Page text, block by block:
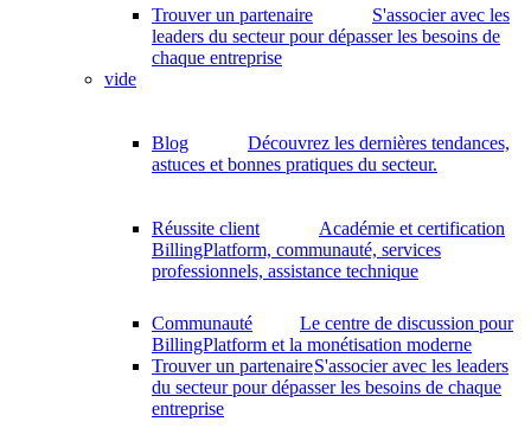
Trouver un partenaire
S'associer avec les
leaders du secteur pour dépasser les besoins de
chaque entreprise
vide
Blog
Découvrez les dernières tendances,
astuces et bonnes pratiques du secteur.
Réussite client
Académie et certification
BillingPlatform, communauté, services
professionnels, assistance technique
Communauté
Le centre de discussion pour
BillingPlatform et la monétisation moderne
Trouver un partenaireS'associer avec les leaders
du secteur pour dépasser les besoins de chaque
entreprise